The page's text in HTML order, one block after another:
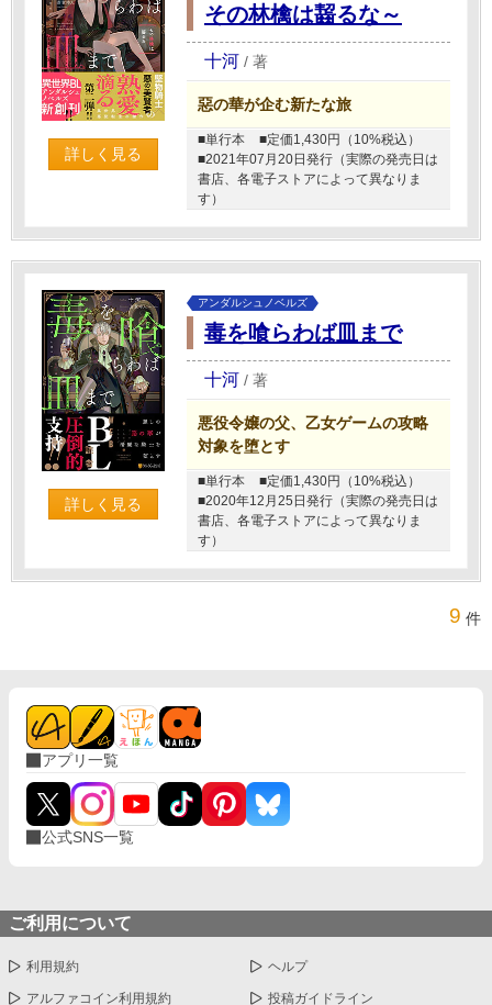
詳しく見る
その林檎は齧るな～
十河 / 著
惡の華が企む新たな旅
■単行本
■定価1,430円（10%税込）
■2021年07月20日発行（実際の発売日は
書店、各電子ストアによって異なりま
す）
詳しく見る
アンダルシュノベルズ
毒を喰らわば皿まで
十河 / 著
悪役令嬢の父、乙女ゲームの攻略
対象を堕とす
■単行本
■定価1,430円（10%税込）
■2020年12月25日発行（実際の発売日は
書店、各電子ストアによって異なりま
す）
9 件
アプリ一覧
公式SNS一覧
ご利用について
利用規約 ヘルプ
アルファコイン利用規約 投稿ガイドライン